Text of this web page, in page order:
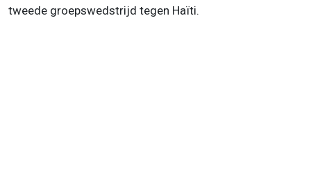
tweede groepswedstrijd tegen Haïti.